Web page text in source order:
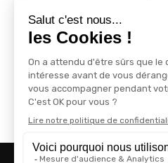
En savoir plus
5 min lu